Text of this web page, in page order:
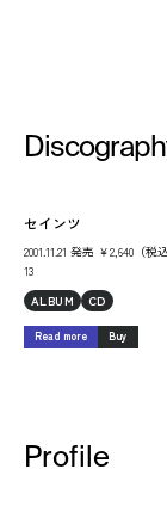
セインツ
2001.11.21 発売 ￥2,640（税
13
ALBUM
CD
Read more Buy
Profile